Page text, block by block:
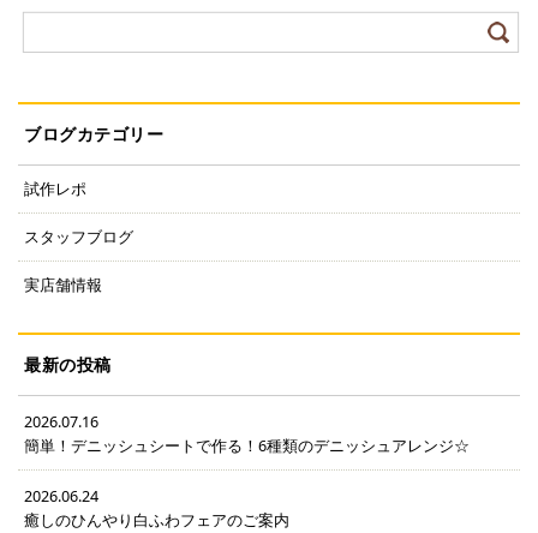
ブログカテゴリー
試作レポ
スタッフブログ
実店舗情報
最新の投稿
2026.07.16
簡単！デニッシュシートで作る！6種類のデニッシュアレンジ☆
2026.06.24
癒しのひんやり白ふわフェアのご案内